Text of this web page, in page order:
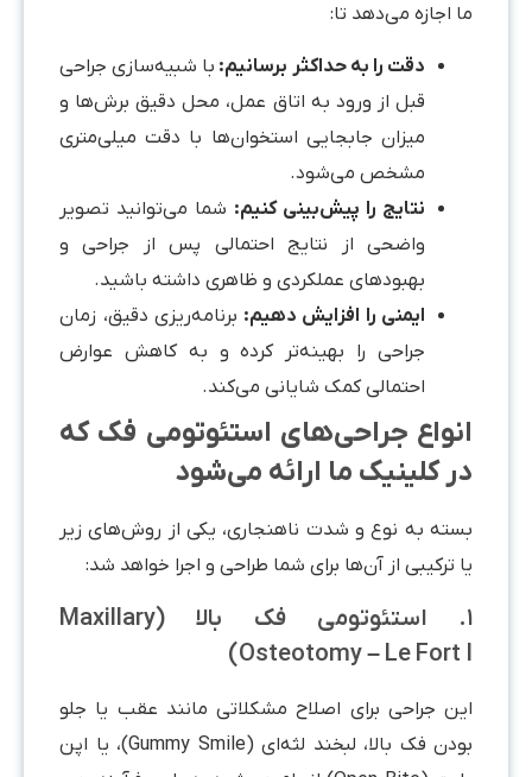
ما اجازه می‌دهد تا:
دقت را به حداکثر برسانیم: با شبیه‌سازی جراحی
قبل از ورود به اتاق عمل، محل دقیق برش‌ها و
میزان جابجایی استخوان‌ها با دقت میلی‌متری
مشخص می‌شود.
نتایج را پیش‌بینی کنیم: شما می‌توانید تصویر
واضحی از نتایج احتمالی پس از جراحی و
بهبودهای عملکردی و ظاهری داشته باشید.
ایمنی را افزایش دهیم: برنامه‌ریزی دقیق، زمان
جراحی را بهینه‌تر کرده و به کاهش عوارض
احتمالی کمک شایانی می‌کند.
انواع جراحی‌های استئوتومی فک که
در کلینیک ما ارائه می‌شود
بسته به نوع و شدت ناهنجاری، یکی از روش‌های زیر
یا ترکیبی از آن‌ها برای شما طراحی و اجرا خواهد شد:
۱. استئوتومی فک بالا (Maxillary
Osteotomy – Le Fort I)
این جراحی برای اصلاح مشکلاتی مانند عقب یا جلو
بودن فک بالا، لبخند لثه‌ای (Gummy Smile)، یا اپن